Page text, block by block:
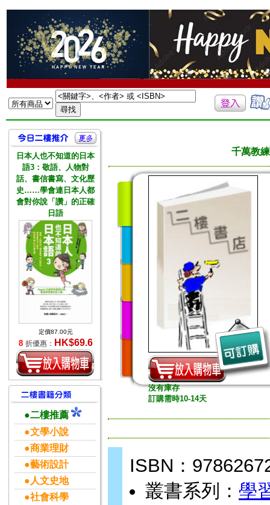
日本人也不知道的日本
語3：敬語、人物對
話、書信書寫、文化歷
史……學會連日本人都
會對你說「讚」的正確
日語
定價87.00元
8 折優惠： HK$69.6
●二樓推薦
●文學小說
●商業理財
●藝術設計
●人文史地
●社會科學
千萬教
沒有庫存
訂購需時10-14天
ISBN：
叢書系列： 學